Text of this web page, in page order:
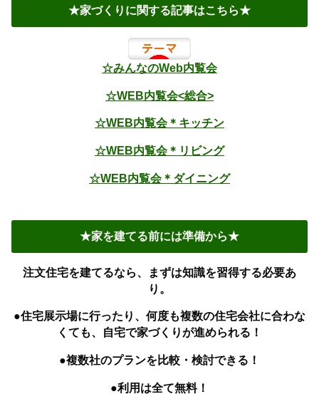
★家づくりに関する記事はこちら★
☆みんなのWeb内覧会
☆WEB内覧会<総合>
☆WEB内覧会＊キッチン
☆WEB内覧会＊リビング
☆WEB内覧会＊ダイニング
★家を建てる前には準備から★
注文住宅を建てるなら、まずは知識を習得する必要あ
り。
●住宅展示場に行ったり、何度も複数の住宅会社に合わな
くても、自宅で家づくりが進められる！
●複数社のプランを比較・検討できる！
●利用は全て無料！